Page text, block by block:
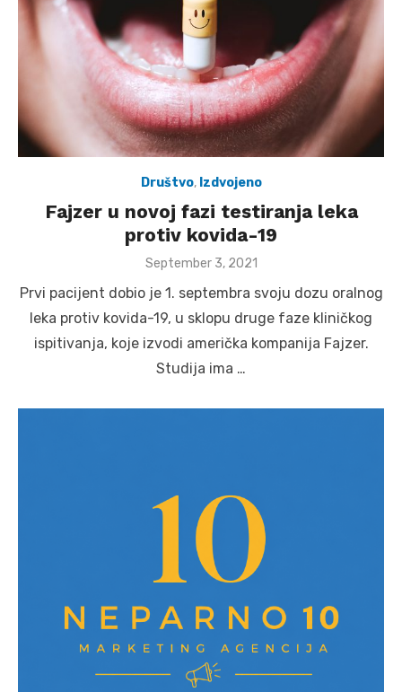
Društvo, Izdvojeno
Fajzer u novoj fazi testiranja leka
protiv kovida-19
Posted
September 3, 2021
Prvi pacijent dobio je 1. septembra svoju dozu oralnog
leka protiv kovida-19, u sklopu druge faze kliničkog
ispitivanja, koje izvodi američka kompanija Fajzer.
Studija ima …